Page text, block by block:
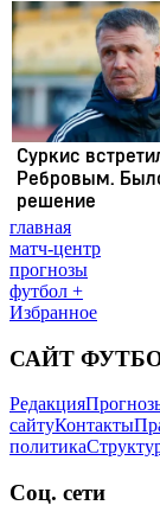
главная
матч-центр
прогнозы
футбол +
Избранное
САЙТ
Редакция
сайтуКонтакты
политика
Соц. сети